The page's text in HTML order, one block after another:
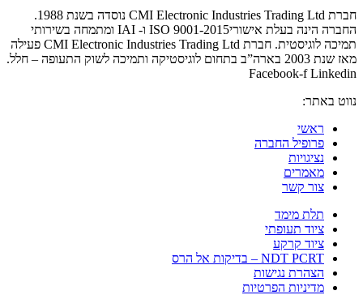
חברת CMI Electronic Industries Trading Ltd נוסדה בשנת 1988.
החברה הינה בעלת אישוריISO 9001-2015 ו- IAI ומתמחה בשירותי
תמיכה לוגיסטית. חברת CMI Electronic Industries Trading Ltd פעילה
מאז שנת 2003 בארה”ב בתחום לוגיסטיקה ותמיכה לשוק התעופה – חלל.
Facebook-f Linkedin
נווט באתר:
ראשי
פרופיל החברה
נציגויות
מאמרים
צור קשר
תלת מימד
ציוד תעופתי
ציוד קרקע
NDT PCRT – בדיקות אל הרס
הצהרת נגישות
מדיניות הפרטיות